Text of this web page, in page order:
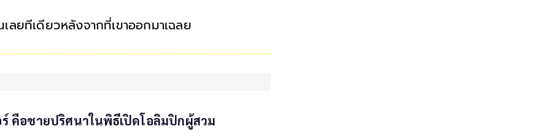
ยทีเดียวหลังจากที่เขาออกมาเฉลย
คือชายปริศนาในพิธีเปิดโอลิมปิกผู้สวม